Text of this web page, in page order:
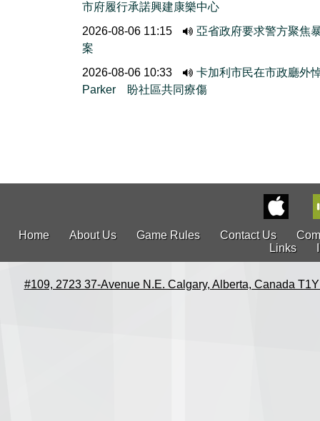
市府履行承諾興建康樂中心
2026-08-06 11:15
亞省政府要求警方聚焦
案
2026-08-06 10:33
卡加利市民在市政廳外
Parker 盼社區共同療傷
Home About Us Game Rules Contact Us
Links
#109, 2723 37-Avenue N.E. Calgary, Alberta, Canada